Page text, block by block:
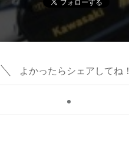
よかったらシェアしてね！